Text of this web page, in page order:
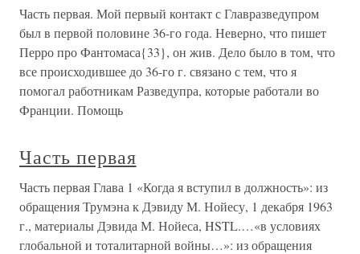
Часть первая. Мой первый контакт с Главразведупром
был в первой половине 36-го года. Неверно, что пишет
Перро про Фантомаса{33}, он жив. Дело было в том, что
все происходившее до 36-го г. связано с тем, что я
помогал работникам Разведупра, которые работали во
Франции. Помощь
Часть первая
Часть первая Глава 1 «Когда я вступил в должность»: из
обращения Трумэна к Дэвиду М. Нойесу, 1 декабря 1963
г., материалы Дэвида М. Нойеса, HSTL.…«в условиях
глобальной и тоталитарной войны…»: из обращения